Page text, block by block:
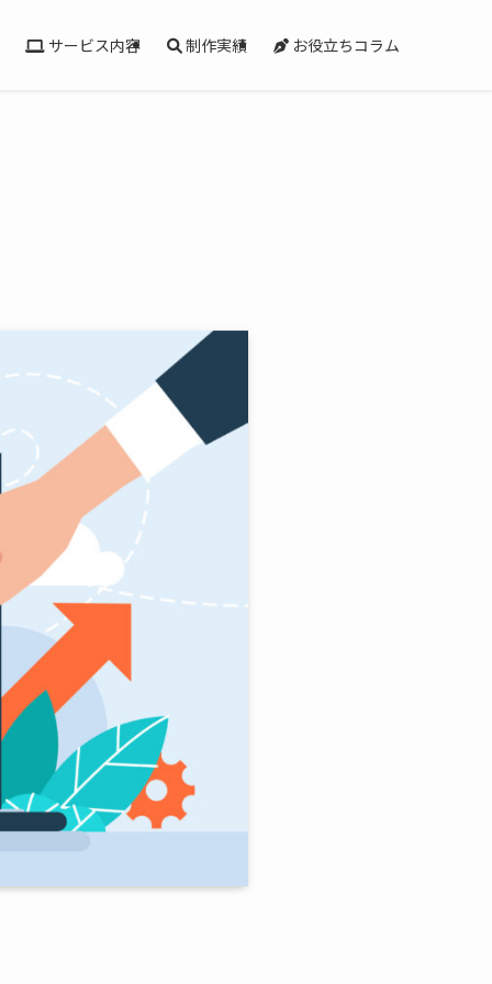
サービス内容 制作実績 お役立ちコラム